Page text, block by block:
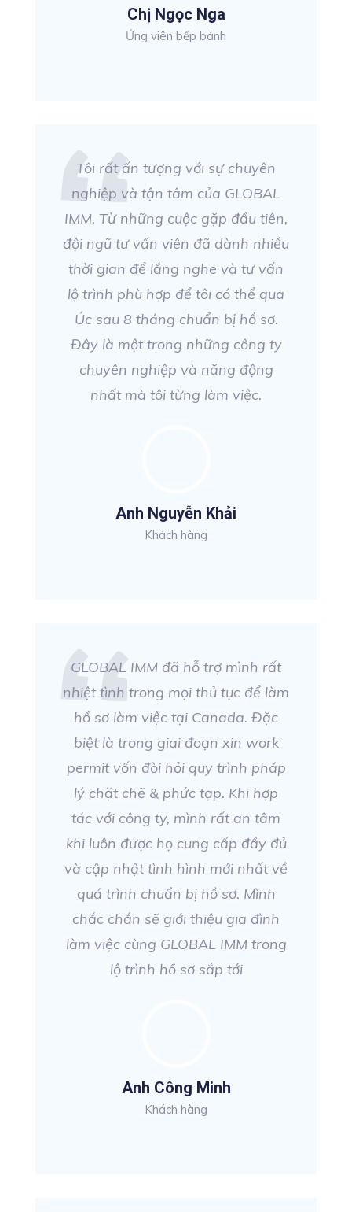
Chị Ngọc Nga
Ứng viên bếp bánh
Tôi rất ấn tượng với sự chuyên
nghiệp và tận tâm của GLOBAL
IMM. Từ những cuộc gặp đầu tiên,
đội ngũ tư vấn viên đã dành nhiều
thời gian để lắng nghe và tư vấn
lộ trình phù hợp để tôi có thể qua
Úc sau 8 tháng chuẩn bị hồ sơ.
Đây là một trong những công ty
chuyên nghiệp và năng động
nhất mà tôi từng làm việc.
Anh Nguyễn Khải
Khách hàng
GLOBAL IMM đã hỗ trợ mình rất
nhiệt tình trong mọi thủ tục để làm
hồ sơ làm việc tại Canada. Đặc
biệt là trong giai đoạn xin work
permit vốn đòi hỏi quy trình pháp
lý chặt chẽ & phức tạp. Khi hợp
tác với công ty, mình rất an tâm
khi luôn được họ cung cấp đầy đủ
và cập nhật tình hình mới nhất về
quá trình chuẩn bị hồ sơ. Mình
chắc chắn sẽ giới thiệu gia đình
làm việc cùng GLOBAL IMM trong
lộ trình hồ sơ sắp tới
Anh Công Minh
Khách hàng